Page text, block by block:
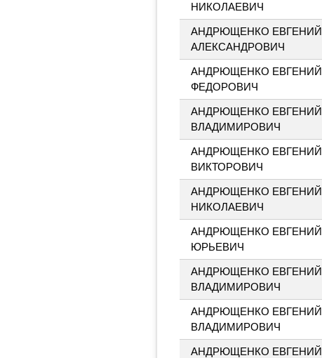
НИКОЛАЕВИЧ
АНДРЮЩЕНКО ЕВГЕНИЙ
АЛЕКСАНДРОВИЧ
АНДРЮЩЕНКО ЕВГЕНИЙ
ФЕДОРОВИЧ
АНДРЮЩЕНКО ЕВГЕНИЙ
ВЛАДИМИРОВИЧ
АНДРЮЩЕНКО ЕВГЕНИЙ
ВИКТОРОВИЧ
АНДРЮЩЕНКО ЕВГЕНИЙ
НИКОЛАЕВИЧ
АНДРЮЩЕНКО ЕВГЕНИЙ
ЮРЬЕВИЧ
АНДРЮЩЕНКО ЕВГЕНИЙ
ВЛАДИМИРОВИЧ
АНДРЮЩЕНКО ЕВГЕНИЙ
ВЛАДИМИРОВИЧ
АНДРЮЩЕНКО ЕВГЕНИЙ